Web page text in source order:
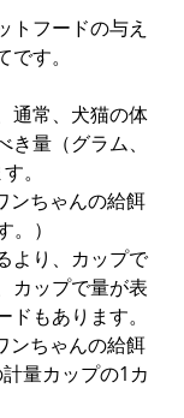
フードの与え
す。
通常、犬猫の体
量（グラム、
。
ンちゃんの給餌
）
より、カップで
カップで量が表
もあります。
ンちゃんの給餌
量カップの1カ